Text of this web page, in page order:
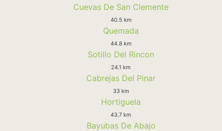
Cuevas De San Clemente
40.5 km
Quemada
44.8 km
Sotillo Del Rincon
24.1 km
Cabrejas Del Pinar
33 km
Hortiguela
43.7 km
Bayubas De Abajo